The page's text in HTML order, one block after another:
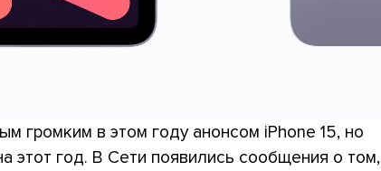
громким в этом году анонсом iPhone 15, но
этот год. В Сети появились сообщения о том,